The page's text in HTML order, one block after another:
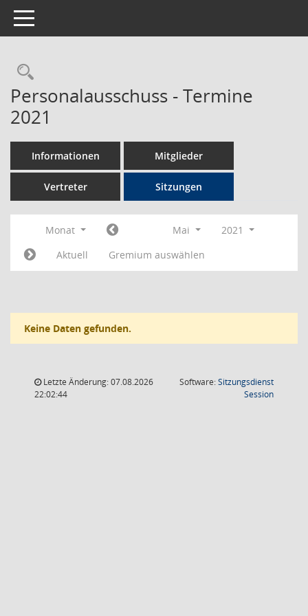
Toggle navigation
Rechercheauswahl
Personalausschuss - Termine
2021
Informationen Mitglieder
Vertreter Sitzungen
Monat Mai
2021
Aktuell
Gremium auswählen
Keine Daten gefunden.
Letzte Änderung: 07.08.2026
22:02:44
Software:Sitzungsdienst
Session(Wird in